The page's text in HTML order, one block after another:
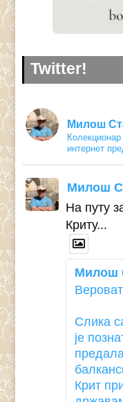
Twitter!
Милош
Колекционар
интернет
Милош
На путу
Криту...
Милош
Слика
је
Крит